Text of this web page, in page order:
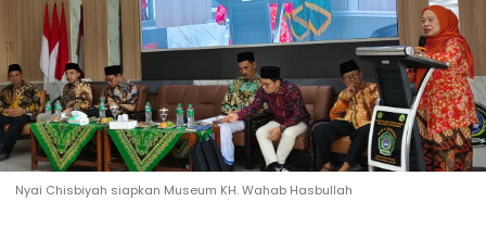
Nyai Chisbiyah siapkan Museum KH. Wahab Hasbullah